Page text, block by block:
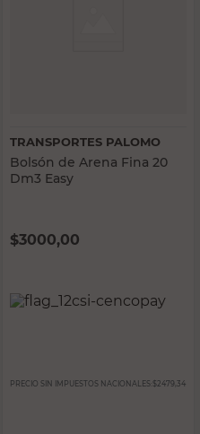
TRANSPORTES PALOMO
Bolsón de Arena Fina 20
Dm3 Easy
$3000,00
PRECIO SIN IMPUESTOS NACIONALES: $2479,34